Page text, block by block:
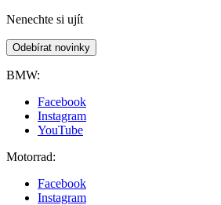
Nenechte si ujít
Odebírat novinky
BMW:
Facebook
Instagram
YouTube
Motorrad:
Facebook
Instagram